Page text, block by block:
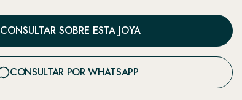
CONSULTAR SOBRE ESTA JOYA
CONSULTAR POR WHATSAPP